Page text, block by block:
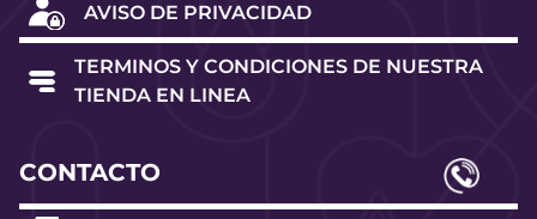
AVISO DE PRIVACIDAD
TERMINOS Y CONDICIONES DE NUESTRA
TIENDA EN LINEA
CONTACTO